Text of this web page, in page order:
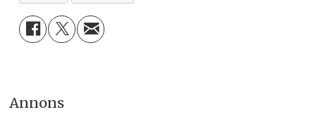
Annons